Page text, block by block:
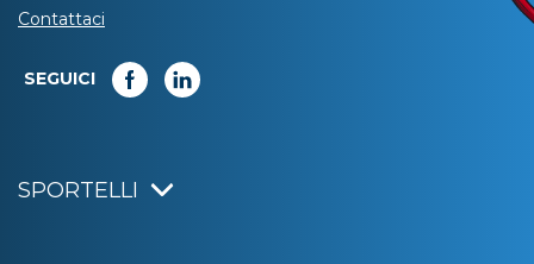
Contattaci
SEGUICI
SPORTELLI